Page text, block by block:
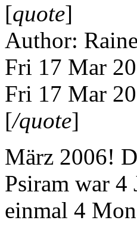
[quote]
Author:
Fri 17 Mar
Fri 17 Mar
[/quote]
März 2006!
Psiram war 4
einmal 4